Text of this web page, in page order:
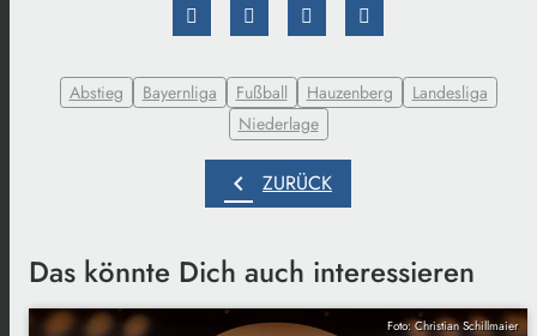
Abstieg Bayernliga Fußball Hauzenberg
Landesliga
Niederlage
chevron_left ZURÜCK
Das könnte Dich auch interessieren
Foto: Christian Schillmaier